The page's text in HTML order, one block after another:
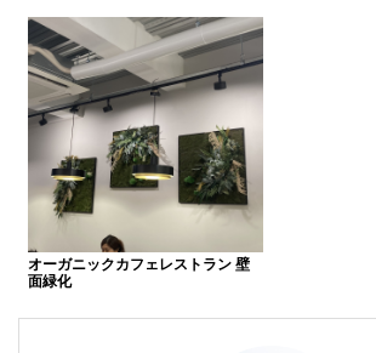
オーガニックカフェレストラン 壁
面緑化